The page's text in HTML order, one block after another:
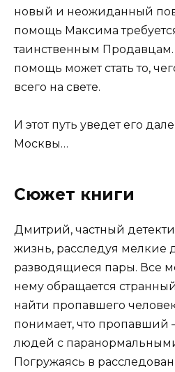
новый и неожиданный
помощь Максима
таинственным
помощь может стать то,
всего на свете.
И этот путь уведет его
Москвы…
Сюжет книги
Дмитрий, частный
жизнь, расследуя мелкие
разводящиеся пары. Все
нему обращается
найти пропавшего
понимает, что
людей с
Погружаясь в